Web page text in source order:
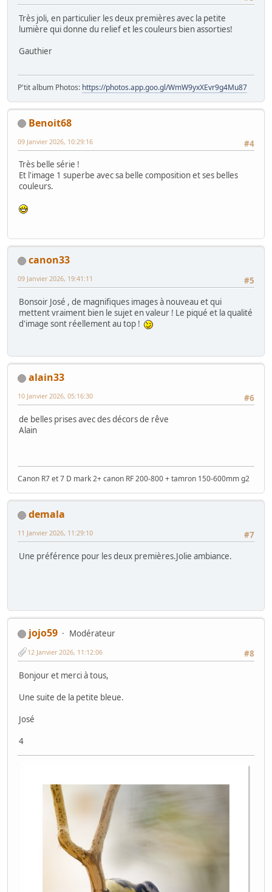
Très joli, en particulier les deux premières avec la petite
lumière qui donne du relief et les couleurs bien assorties!
Gauthier
P'tit album Photos: https://photos.app.goo.gl/WmW9yxXEvr9g4Mu87
Benoit68
#4
09 Janvier 2026, 10:29:16
Très belle série !
Et l'image 1 superbe avec sa belle composition et ses belles
couleurs.
canon33
#5
09 Janvier 2026, 19:41:11
Bonsoir José , de magnifiques images à nouveau et qui
mettent vraiment bien le sujet en valeur ! Le piqué et la qualité
d'image sont réellement au top !
alain33
#6
10 Janvier 2026, 05:16:30
de belles prises avec des décors de rêve
Alain
Canon R7 et 7 D mark 2+ canon RF 200-800 + tamron 150-600mm g2
demala
#7
11 Janvier 2026, 11:29:10
Une préférence pour les deux premières.Jolie ambiance.
jojo59
Modérateur
#8
12 Janvier 2026, 11:12:06
Bonjour et merci à tous,
Une suite de la petite bleue.
José
4